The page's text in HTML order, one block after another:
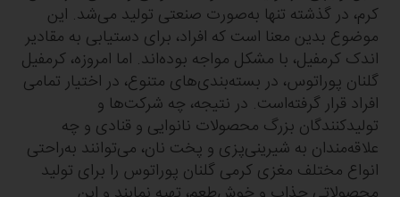
کرم، در گذشته تنها به‌صورت صنعتی تولید می‌شد. این
موضوع بدین معنا است که افراد، برای دستیابی به مقادیر
اندک کرمفیل، با مشکل مواجه بوده‌اند. اما امروزه، کرمفیل
گلنان پوراتوس، در بسته‌بندی‌‌های متنوع، در اختیار تمامی
افراد قرار گرفته‌است. در نتیجه، چه شرکت‌ها و
تولیدکنندگان بزرگ محصولات نانوایی و قنادی و چه
علاقه‌مندان به شیرینی‌پزی و پخت نان‌، می‌توانند به‌راحتی
انواع مختلف مغزی کرمی گلنان پوراتوس را برای تولید